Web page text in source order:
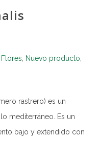
Flores, Nuevo producto,
rastrero) es un
mediterráneo. Es un
bajo y extendido con